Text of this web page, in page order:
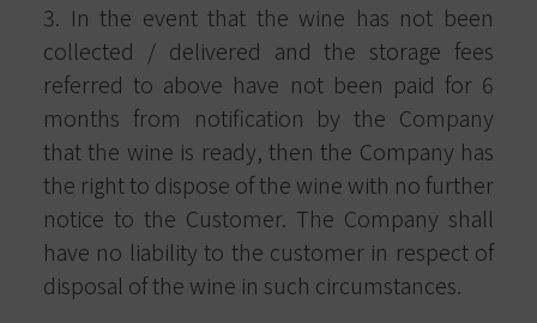
3. In the event that the wine has not been
collected / delivered and the storage fees
referred to above have not been paid for 6
months from notification by the Company
that the wine is ready, then the Company has
the right to dispose of the wine with no further
notice to the Customer. The Company shall
have no liability to the customer in respect of
disposal of the wine in such circumstances.